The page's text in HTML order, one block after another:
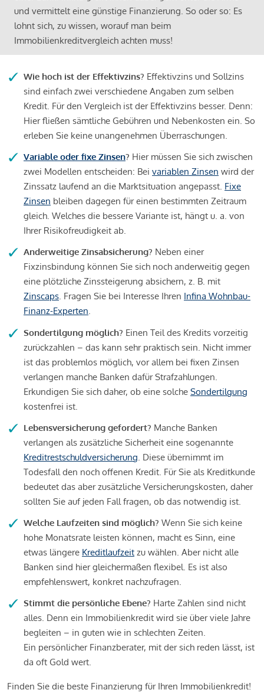
und vermittelt eine günstige Finanzierung. So oder so: Es
lohnt sich, zu wissen, worauf man beim
Immobilienkreditvergleich achten muss!
Wie hoch ist der Effektivzins? Effektivzins und Sollzins
sind einfach zwei verschiedene Angaben zum selben
Kredit. Für den Vergleich ist der Effektivzins besser. Denn:
Hier fließen sämtliche Gebühren und Nebenkosten ein. So
erleben Sie keine unangenehmen Überraschungen.
Variable oder fixe Zinsen? Hier müssen Sie sich zwischen
zwei Modellen entscheiden: Bei variablen Zinsen wird der
Zinssatz laufend an die Marktsituation angepasst. Fixe
Zinsen bleiben dagegen für einen bestimmten Zeitraum
gleich. Welches die bessere Variante ist, hängt u. a. von
Ihrer Risikofreudigkeit ab.
Anderweitige Zinsabsicherung? Neben einer
Fixzinsbindung können Sie sich noch anderweitig gegen
eine plötzliche Zinssteigerung absichern, z. B. mit
Zinscaps. Fragen Sie bei Interesse Ihren Infina Wohnbau-
Finanz-Experten.
Sondertilgung möglich? Einen Teil des Kredits vorzeitig
zurückzahlen – das kann sehr praktisch sein. Nicht immer
ist das problemlos möglich, vor allem bei fixen Zinsen
verlangen manche Banken dafür Strafzahlungen.
Erkundigen Sie sich daher, ob eine solche Sondertilgung
kostenfrei ist.
Lebensversicherung gefordert? Manche Banken
verlangen als zusätzliche Sicherheit eine sogenannte
Kreditrestschuldversicherung. Diese übernimmt im
Todesfall den noch offenen Kredit. Für Sie als Kreditkunde
bedeutet das aber zusätzliche Versicherungskosten, daher
sollten Sie auf jeden Fall fragen, ob das notwendig ist.
Welche Laufzeiten sind möglich? Wenn Sie sich keine
hohe Monatsrate leisten können, macht es Sinn, eine
etwas längere Kreditlaufzeit zu wählen. Aber nicht alle
Banken sind hier gleichermaßen flexibel. Es ist also
empfehlenswert, konkret nachzufragen.
Stimmt die persönliche Ebene? Harte Zahlen sind nicht
alles. Denn ein Immobilienkredit wird sie über viele Jahre
begleiten – in guten wie in schlechten Zeiten.
Ein persönlicher Finanzberater, mit der sich reden lässt, ist
da oft Gold wert.
Finden Sie die beste Finanzierung für Ihren Immobilienkredit!